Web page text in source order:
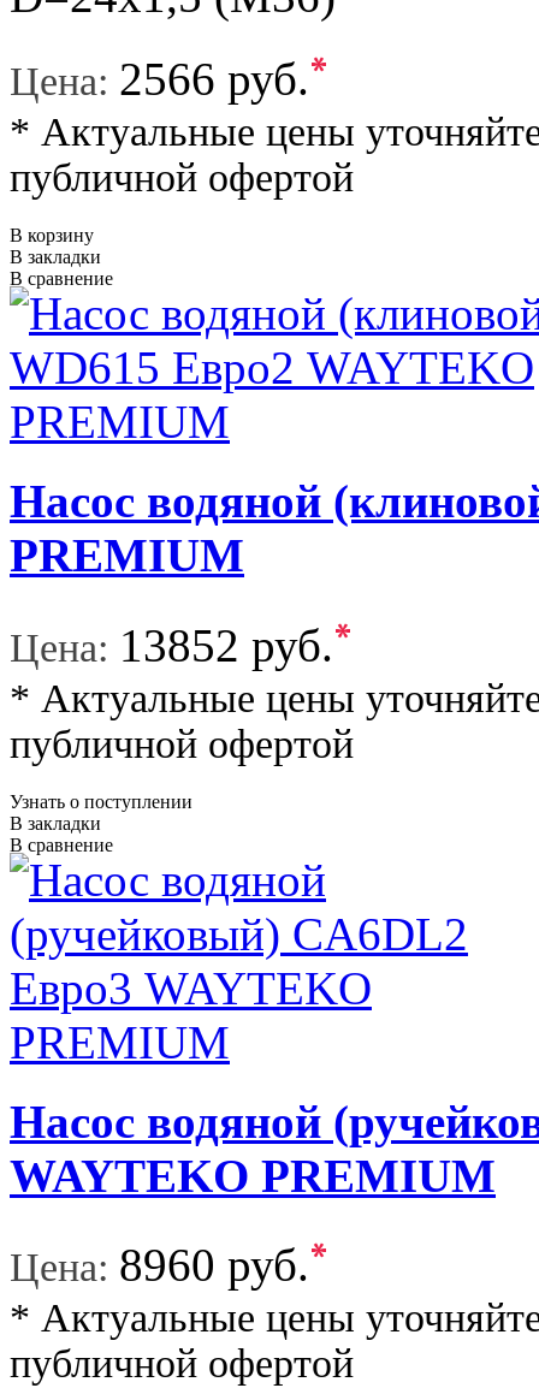
Цена: 2566 руб.*
* Актуальные цены
публичной офертой
В корзину
В закладки
В сравнение
Насос водяной
PREMIUM
Цена: 13852 руб.*
* Актуальные цены
публичной офертой
Узнать о поступлении
В закладки
В сравнение
Насос водяной
WAYTEKO PREMIUM
Цена: 8960 руб.*
* Актуальные цены
публичной офертой